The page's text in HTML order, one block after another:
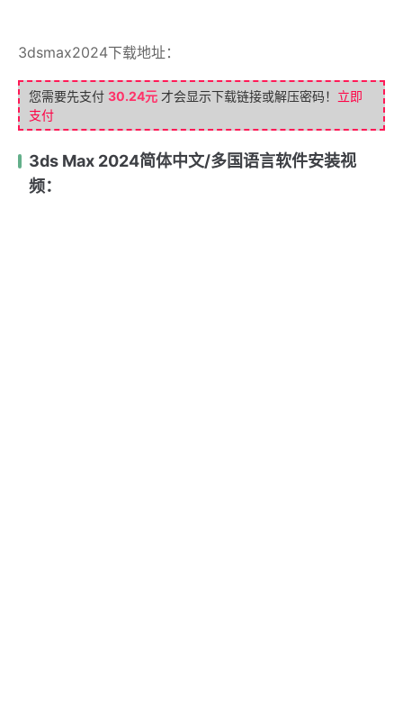
3dsmax2024下载地址：
您需要先支付 30.24元 才会显示下载链接或解压密码！ 立即
支付
3ds Max 2024简体中文/多国语言软件安装视
频：